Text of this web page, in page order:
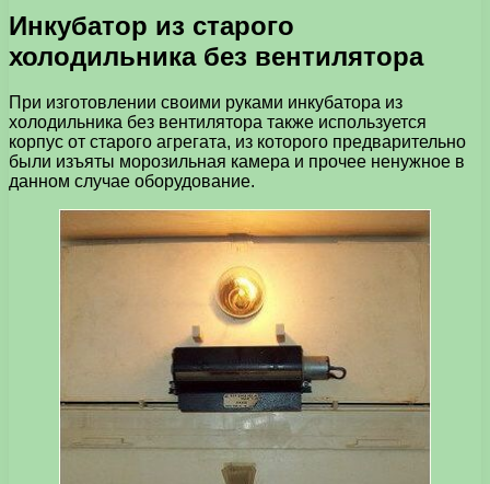
Инкубатор из старого
холодильника без вентилятора
При изготовлении своими руками инкубатора из
холодильника без вентилятора также используется
корпус от старого агрегата, из которого предварительно
были изъяты морозильная камера и прочее ненужное в
данном случае оборудование.